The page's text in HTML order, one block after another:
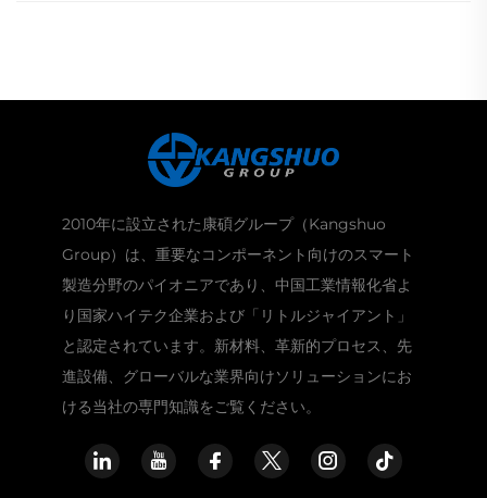
2010年に設立された康碩グループ（Kangshuo
Group）は、重要なコンポーネント向けのスマート
製造分野のパイオニアであり、中国工業情報化省よ
り国家ハイテク企業および「リトルジャイアント」
と認定されています。新材料、革新的プロセス、先
進設備、グローバルな業界向けソリューションにお
ける当社の専門知識をご覧ください。